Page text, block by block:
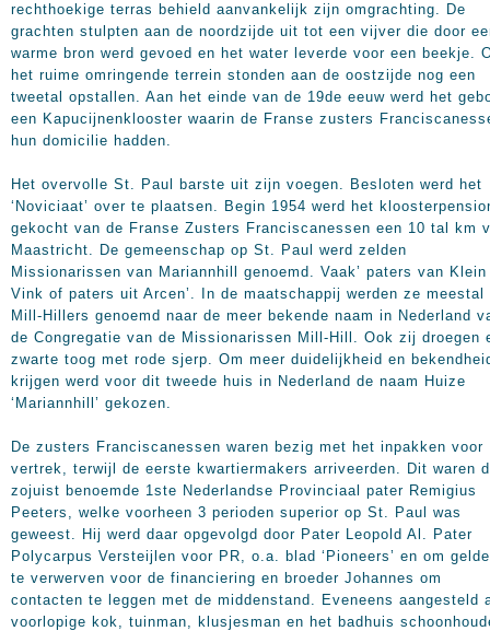
rechthoekige terras behield aanvankelijk zijn omgrachting. De
grachten stulpten aan de noordzijde uit tot een vijver die door
warme bron werd gevoed en het water leverde voor een beekje.
het ruime omringende terrein stonden aan de oostzijde nog een
tweetal opstallen. Aan het einde van de 19de eeuw werd het
een Kapucijnenklooster waarin de Franse zusters
hun domicilie hadden.
Het overvolle St. Paul barste uit zijn voegen. Besloten werd het
‘Noviciaat’ over te plaatsen. Begin 1954 werd het
gekocht van de Franse Zusters Franciscanessen een 10 tal km
Maastricht. De gemeenschap op St. Paul werd zelden
Missionarissen van Mariannhill genoemd. Vaak’ paters van Klein
Vink of paters uit Arcen’. In de maatschappij werden ze meestal
Mill-Hillers genoemd naar de meer bekende naam in Nederland
de Congregatie van de Missionarissen Mill-Hill. Ook zij droegen
zwarte toog met rode sjerp. Om meer duidelijkheid en
krijgen werd voor dit tweede huis in Nederland de naam Huize
‘Mariannhill’ gekozen.
De zusters Franciscanessen waren bezig met het inpakken voor
vertrek, terwijl de eerste kwartiermakers arriveerden. Dit waren
zojuist benoemde 1ste Nederlandse Provinciaal pater Remigius
Peeters, welke voorheen 3 perioden superior op St. Paul was
geweest. Hij werd daar opgevolgd door Pater Leopold Al. Pater
Polycarpus Versteijlen voor PR, o.a. blad ‘Pioneers’ en om
te verwerven voor de financiering en broeder Johannes om
contacten te leggen met de middenstand. Eveneens aangesteld
voorlopige kok, tuinman, klusjesman en het badhuis